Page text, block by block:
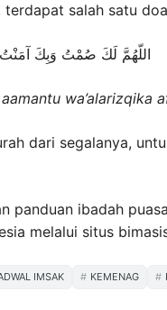
salah satu
اللّهُمَّ لَكَ صُمْتُ وَبِكَ
dari segalanya,
panduan ibadah
melalui situs
IMSAK KEMENAG